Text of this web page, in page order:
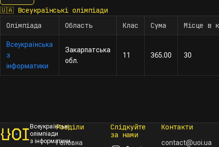
2012
🇺🇦 Всеукраїнські олімпіади
Олімпіада
Область Клас Сума Місце в
Всеукраїнська
з
інформатики
Закарпатська
обл.
11 365.00 30
Всеукраїнські
олімпіади
з інформатики
Розділи
Головна
Слідкуйте
за нами
Контакти
contact@uoi.ua